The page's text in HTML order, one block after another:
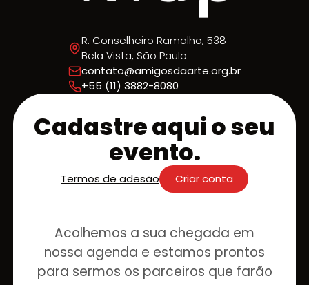
R. Conselheiro Ramalho, 538
Bela Vista, São Paulo
contato@amigosdaarte.org.br
+55 (11) 3882-8080
Cadastre aqui o seu
evento.
Termos de adesão Criar conta
Acolhemos a sua chegada em
nossa agenda e estamos prontos
para sermos os parceiros que farão